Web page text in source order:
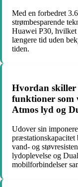
Med en forbedret
strømbesparende
Huawei P30, hvilket
længere tid uden
tiden.
Hvordan skiller
funktioner som
Atmos lyd og
Udover sin
vand- og
lydoplevelse og
mobilforbindelser